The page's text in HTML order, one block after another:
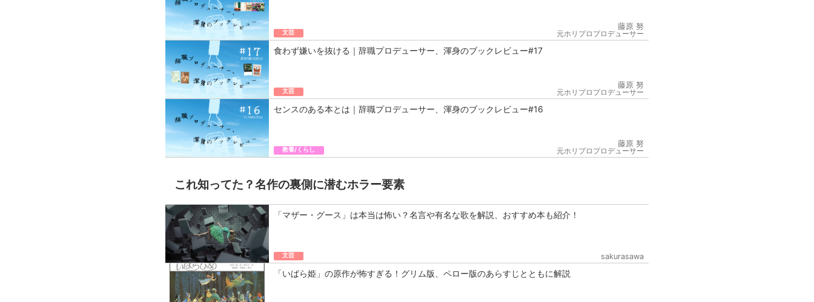
文芸
藤原 努
元ホリプロプロデューサー
食わず嫌いを抜ける｜辞職プロデューサー、渾身のブックレビュー#17
文芸
藤原 努
元ホリプロプロデューサー
センスのある本とは｜辞職プロデューサー、渾身のブックレビュー#16
教養/くらし
藤原 努
元ホリプロプロデューサー
これ知ってた？名作の裏側に潜むホラー要素
「マザー・グース」は本当は怖い？名言や有名な歌を解説、おすすめ本も紹介！
文芸 sakurasawa
「いばら姫」の原作が怖すぎる！グリム版、ペロー版のあらすじとともに解説